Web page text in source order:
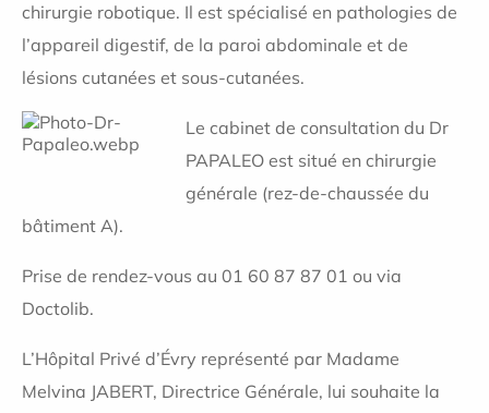
chirurgie robotique. Il est spécialisé en pathologies de
l’appareil digestif, de la paroi abdominale et de
lésions cutanées et sous-cutanées.
Le cabinet de consultation du Dr
PAPALEO est situé en chirurgie
générale (rez-de-chaussée du
bâtiment A).
Prise de rendez-vous au 01 60 87 87 01 ou via
Doctolib.
L’Hôpital Privé d’Évry représenté par Madame
Melvina JABERT, Directrice Générale, lui souhaite la